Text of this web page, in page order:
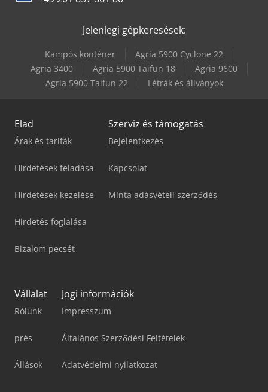
Jelenlegi gépkeresések:
Kampós konténer
Agria 5900 Cyclone 22
Agria 3400
Agria 5900 Taifun 18
Agria 9600
Agria 5900 Taifun 22
Létrák és állványok
Elad
Árak és tarifák
Hirdetések feladása
Hirdetések kezelése
Hirdetés foglalása
Bizalom pecsét
Szerviz és támogatás
Bejelentkezés
Kapcsolat
Minta adásvételi szerződés
Vállalat
Rólunk
prés
Állások
Jogi információk
Impresszum
Általános Szerződési Feltételek
Adatvédelmi nyilatkozat